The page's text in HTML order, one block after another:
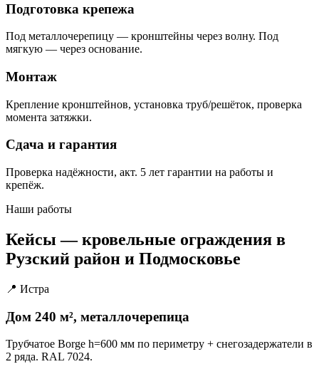
Подготовка крепежа
Под металлочерепицу — кронштейны через волну. Под
мягкую — через основание.
Монтаж
Крепление кронштейнов, установка труб/решёток, проверка
момента затяжки.
Сдача и гарантия
Проверка надёжности, акт. 5 лет гарантии на работы и
крепёж.
Наши работы
Кейсы — кровельные ограждения в
Рузский район и Подмосковье
📍 Истра
Дом 240 м², металлочерепица
Трубчатое Borge h=600 мм по периметру + снегозадержатели в
2 ряда. RAL 7024.